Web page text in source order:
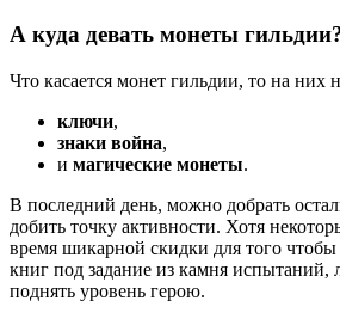
А куда девать монеты
Что касается монет гильдии, то на них
ключи,
знаки война,
и магические монеты.
В последний день, можно добрать
добить точку активности. Хотя
время шикарной скидки для того чтобы
книг под задание из камня
поднять уровень герою.